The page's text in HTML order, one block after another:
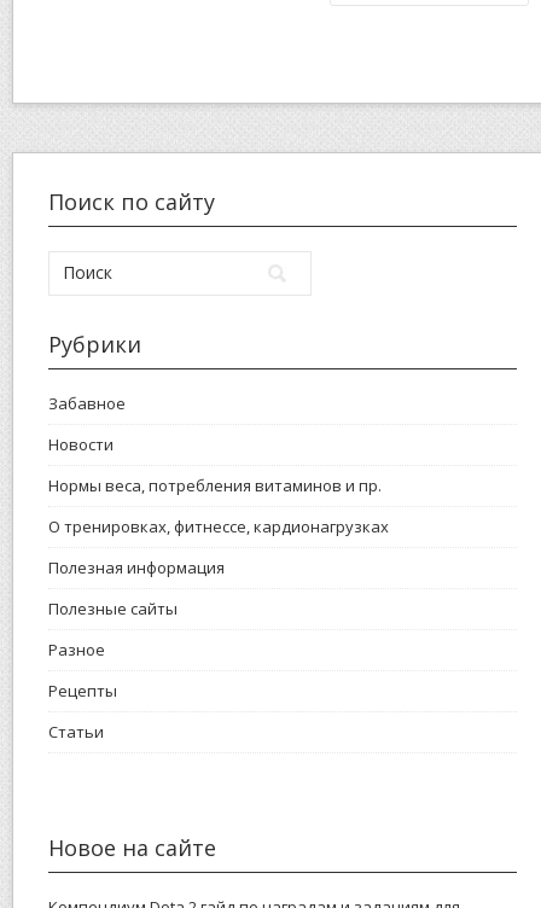
Поиск по сайту
Рубрики
Забавное
Новости
Нормы веса, потребления витаминов и пр.
О тренировках, фитнессе, кардионагрузках
Полезная информация
Полезные сайты
Разное
Рецепты
Статьи
Новое на сайте